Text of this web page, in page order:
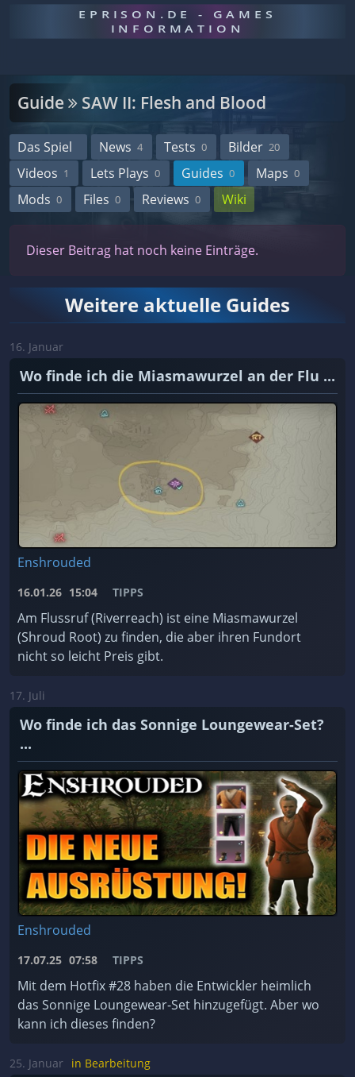
EPRISON.DE - GAMES
INFORMATION
Guide SAW II: Flesh and Blood
Das Spiel News 4 Tests 0 Bilder 20
Videos 1 Lets Plays 0 Guides 0 Maps 0
Mods 0 Files 0 Reviews 0 Wiki
Dieser Beitrag hat noch keine Einträge.
Weitere aktuelle Guides
16. Januar
Wo finde ich die Miasmawurzel an der Flu ...
Enshrouded
16.01.26 15:04 TIPPS
Am Flussruf (Riverreach) ist eine Miasmawurzel
(Shroud Root) zu finden, die aber ihren Fundort
nicht so leicht Preis gibt.
17. Juli
Wo finde ich das Sonnige Loungewear-Set?
...
Enshrouded
17.07.25 07:58 TIPPS
Mit dem Hotfix #28 haben die Entwickler heimlich
das Sonnige Loungewear-Set hinzugefügt. Aber wo
kann ich dieses finden?
25. Januar in Bearbeitung